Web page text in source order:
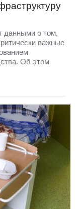
данными о том,
важные
Об этом